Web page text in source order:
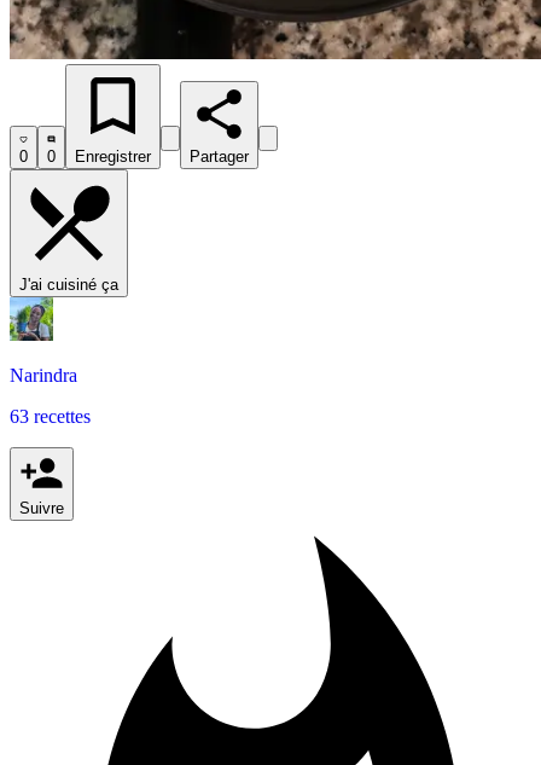
0 0 Enregistrer Partager
J'ai cuisiné ça
Narindra
63 recettes
Suivre